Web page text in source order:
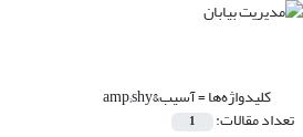
کلیدواژه‌ها =آسیب&amp;shy
تعداد مقالات: 1